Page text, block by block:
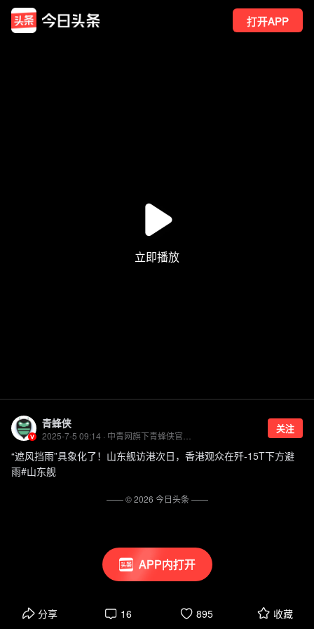
打开APP
APP内打开
青蜂侠 关注
“遮风挡雨”具象化了！山东舰访港次日，香港观众在歼-15T下方避
雨#山东舰
分享 16 895 收藏
—— ©2026 今日头条——